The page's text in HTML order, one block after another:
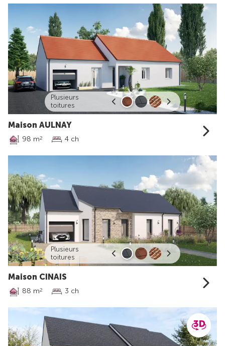
Maison AULNAY
98 m2 4 ch
Plusieurs
toitures
Maison CINAIS
88 m2 3 ch
Plusieurs
toitures